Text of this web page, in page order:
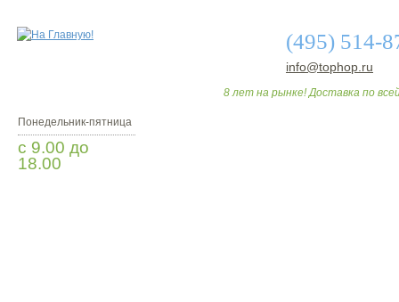
(495) 514-
info@tophop.ru
8 лет на рынке! Доставка по
Понедельник-пятница
с 9.00 до
18.00